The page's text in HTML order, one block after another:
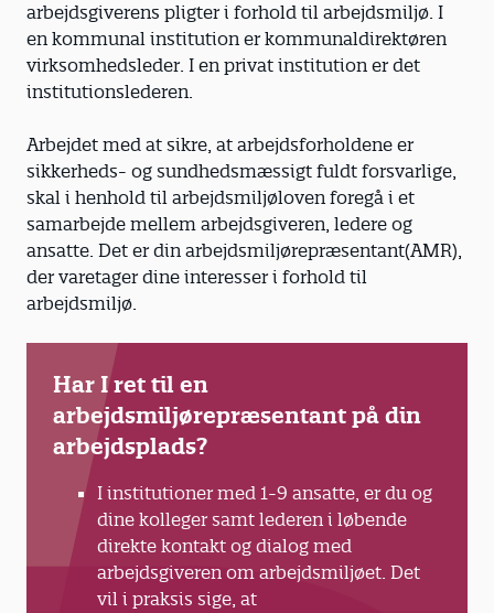
arbejdsgiverens pligter i forhold til arbejdsmiljø. I
en kommunal institution er kommunaldirektøren
virksomhedsleder. I en privat institution er det
institutionslederen.
Arbejdet med at sikre, at arbejdsforholdene er
sikkerheds- og sundhedsmæssigt fuldt forsvarlige,
skal i henhold til arbejdsmiljøloven foregå i et
samarbejde mellem arbejdsgiveren, ledere og
ansatte. Det er din arbejdsmiljørepræsentant(AMR),
der varetager dine interesser i forhold til
arbejdsmiljø.
Har I ret til en
arbejdsmiljørepræsentant på din
arbejdsplads?
I institutioner med 1-9 ansatte, er du og
dine kolleger samt lederen i løbende
direkte kontakt og dialog med
arbejdsgiveren om arbejdsmiljøet. Det
vil i praksis sige, at